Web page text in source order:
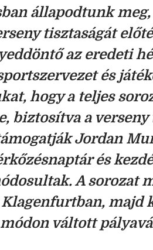
állapodtunk
tisztaságát
az eredeti
és
hogy a teljes
biztosítva a
Jordan
és
A sorozat
majd
váltott